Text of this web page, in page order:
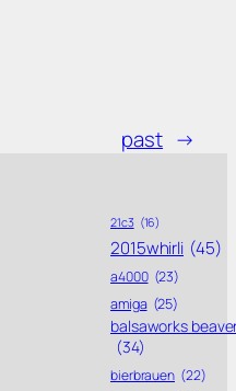
past →
21c3 (16)
2015whirli (45)
a4000 (23)
amiga (25)
balsaworks
(34)
bierbrauen (22)